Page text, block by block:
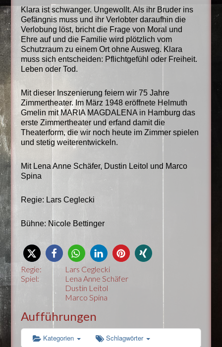
Klara ist schwanger. Ungewollt. Als ihr Bruder ins
Gefängnis muss und ihr Verlobter daraufhin die
Verlobung löst, bricht die Frage von Moral und
Ehre auf und die Familie wird plötzlich vom
Schutzraum zu einem Ort ohne Ausweg. Klara
muss sich entscheiden: Pflichtgefühl oder Freiheit.
Leben oder Tod.
Mit dieser Inszenierung feiern wir 75 Jahre
Zimmertheater. Im März 1948 eröffnete Helmuth
Gmelin mit MARIA MAGDALENA in Hamburg das
erste Zimmertheater und erfand damit die
Theaterform, die wir noch heute im Zimmer spielen
und stetig weiterentwickeln.
Mit Lena Anne Schäfer, Dustin Leitol und Marco
Spina
Regie: Lars Ceglecki
Bühne: Nicole Bettinger
Regie:
Lars Ceglecki
Spiel:
Lena Anne Schäfer
Dustin Leitol
Marco Spina
Aufführungen
Kategorien Schlagwörter